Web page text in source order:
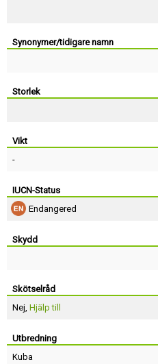
Synonymer/tidigare namn
Storlek
Vikt
-
IUCN-Status
Endangered
Skydd
Skötselråd
Nej, Hjälp till
Utbredning
Kuba